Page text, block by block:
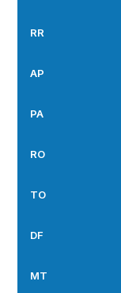
RR
AP
PA
RO
TO
DF
MT